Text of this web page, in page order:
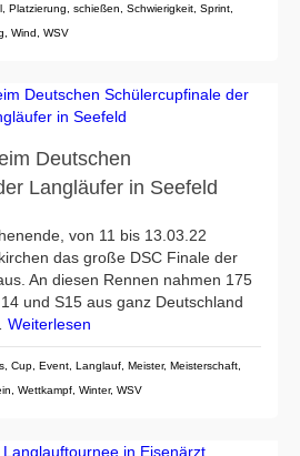
Platzierung schießen Schwierigkeit Sprint
Wind WSV
Deutschen
Langläufer in Seefeld
von 11 bis 13.03.22
das große DSC Finale der
An diesen Rennen nahmen 175
und S15 aus ganz Deutschland
Weiterlesen
Cup Event Langlauf Meister, Meisterschaft
Wettkampf Winter, WSV